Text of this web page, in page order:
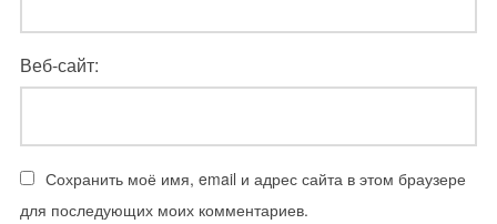
Веб-сайт:
Сохранить моё имя, email и адрес сайта в этом браузере
для последующих моих комментариев.